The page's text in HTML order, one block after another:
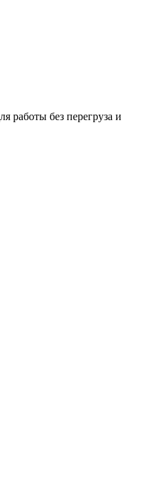
работы без перегруза и